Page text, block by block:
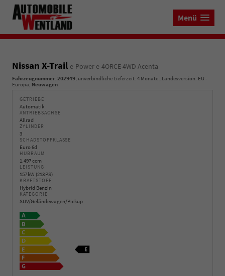
Menü
Nissan X-Trail e-Power e-4ORCE 4WD Acenta
Fahrzeugnummer: 202949, unverbindliche Lieferzeit: 4 Monate , Landesversion: EU -
Europa, Neuwagen
GETRIEBE
Automatik
ANTRIEBSACHSE
Allrad
ZYLINDER
3
SCHADSTOFFKLASSE
Euro 6d
HUBRAUM
1.497 ccm
LEISTUNG
157 kW (213 PS)
KRAFTSTOFF
Hybrid Benzin
KATEGORIE
SUV/Geländewagen/Pickup